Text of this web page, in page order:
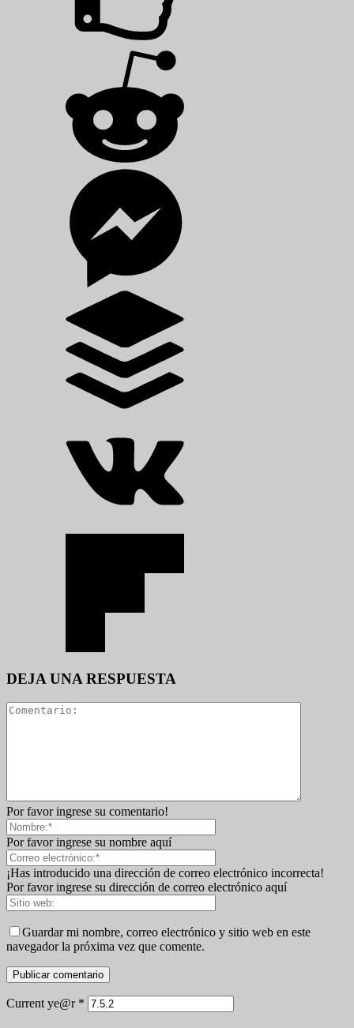
DEJA UNA RESPUESTA
Por favor ingrese su comentario!
Por favor ingrese su nombre aquí
¡Has introducido una dirección de correo electrónico incorrecta!
Por favor ingrese su dirección de correo electrónico aquí
Guardar mi nombre, correo electrónico y sitio web en este
navegador la próxima vez que comente.
Current ye@r *